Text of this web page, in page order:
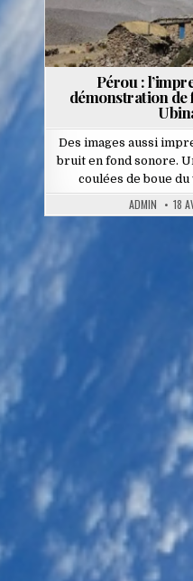
Pérou :
démonstration de
Des images aussi
bruit en fond sonore.
coulées de boue
ADMIN 18